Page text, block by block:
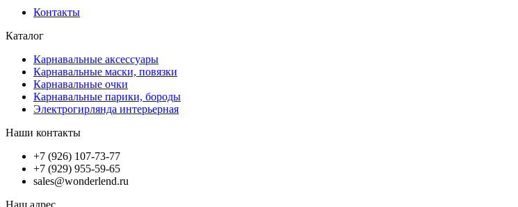
Контакты
Каталог
Карнавальные аксессуары
Карнавальные маски, повязки
Карнавальные очки
Карнавальные парики, бороды
Электрогирлянда интерьерная
Наши контакты
+7 (926) 107-73-77
+7 (929) 955-59-65
sales@wonderlend.ru
Наш адрес